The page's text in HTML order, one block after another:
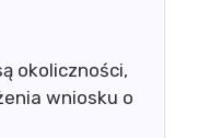
okoliczności,
wniosku o